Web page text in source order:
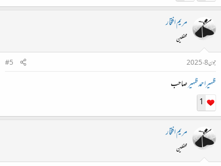
مریم افتخار
محفلین
جون 8، 2025
#5
ظہیراحمدظہیرصاحب
1
مریم افتخار
محفلین